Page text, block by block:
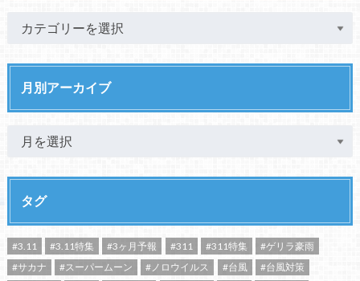
月別アーカイブ
タグ
#3.11 #3.11特集 #3ヶ月予報 #311 #311特集
#ゲリラ豪雨
#サカナ
#スーパームーン #ノロウイルス #台風
#台風対策